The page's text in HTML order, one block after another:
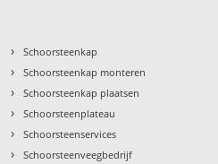
› Schoorsteenkap
› Schoorsteenkap monteren
› Schoorsteenkap plaatsen
› Schoorsteenplateau
› Schoorsteenservices
› Schoorsteenveegbedrijf